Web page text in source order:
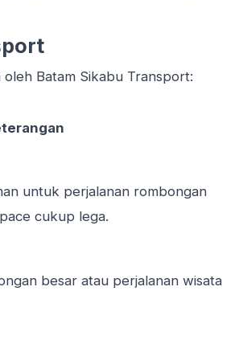
Batam Sikabu Transport:
untuk perjalanan rombongan
cukup lega.
besar atau perjalanan wisata